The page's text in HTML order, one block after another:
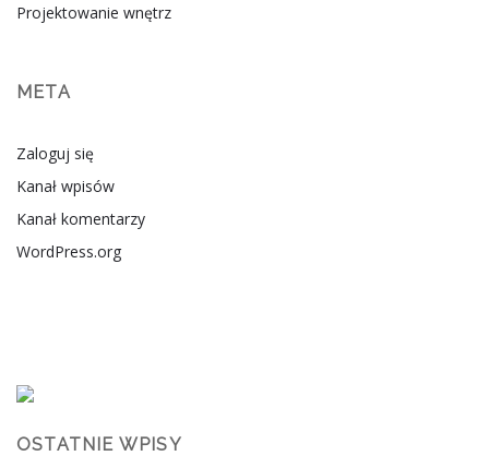
Projektowanie wnętrz
META
Zaloguj się
Kanał wpisów
Kanał komentarzy
WordPress.org
OSTATNIE WPISY